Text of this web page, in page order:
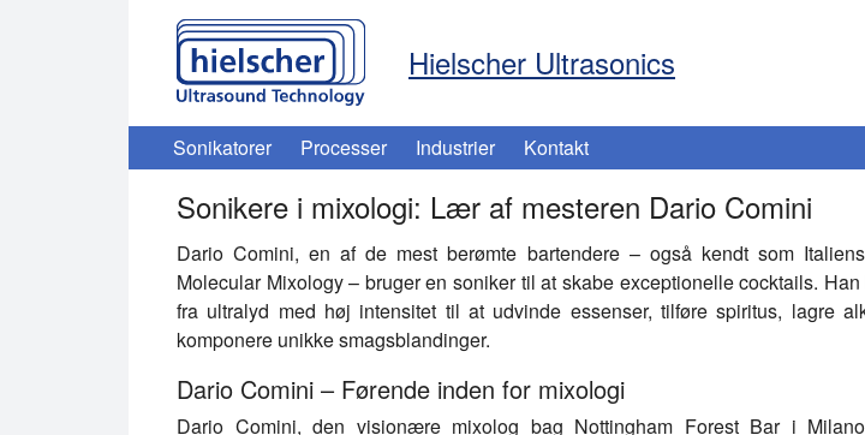
Hielscher Ultrasonics
Sonikatorer Processer Industrier Kontakt
Sonikere i mixologi: Lær af mesteren Dario Comini
Dario Comini, en af de mest berømte bartendere – også kendt som
Molecular Mixology – bruger en soniker til at skabe exceptionelle cocktails. Han
fra ultralyd med høj intensitet til at udvinde essenser, tilføre spiritus, lagre
komponere unikke smagsblandinger.
Dario Comini – Førende inden for mixologi
Dario Comini, den visionære mixolog bag Nottingham Forest Bar i